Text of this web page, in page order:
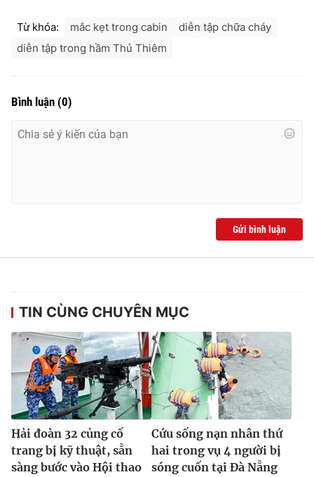
Từ khóa: mắc kẹt trong cabin
diễn tập chữa cháy
diễn tập trong hầm Thủ Thiêm
Bình luận (0)
Gửi bình luận
TIN CÙNG CHUYÊN MỤC
Hải đoàn 32 củng cố
trang bị kỹ thuật, sẵn
sàng bước vào Hội thao
Cứu sống nạn nhân thứ
hai trong vụ 4 người bị
sóng cuốn tại Đà Nẵng